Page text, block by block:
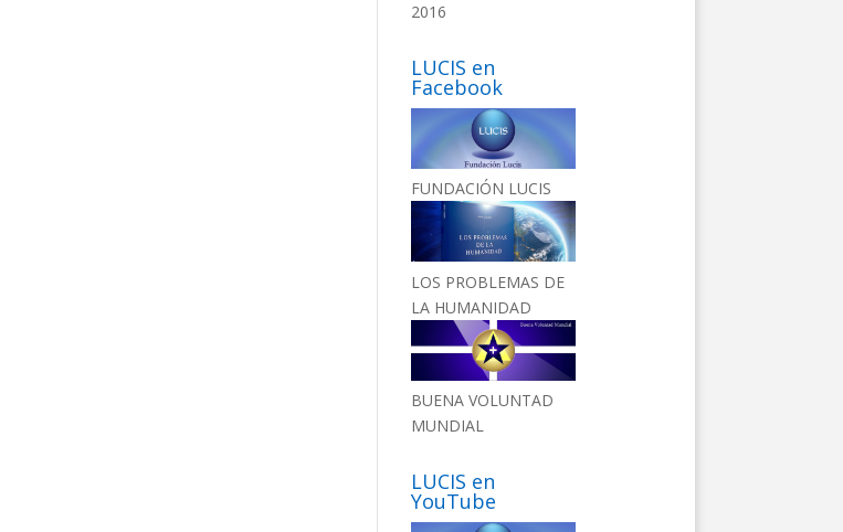
2016
LUCIS en
Facebook
FUNDACIÓN LUCIS
LOS PROBLEMAS DE
LA HUMANIDAD
BUENA VOLUNTAD
MUNDIAL
LUCIS en
YouTube